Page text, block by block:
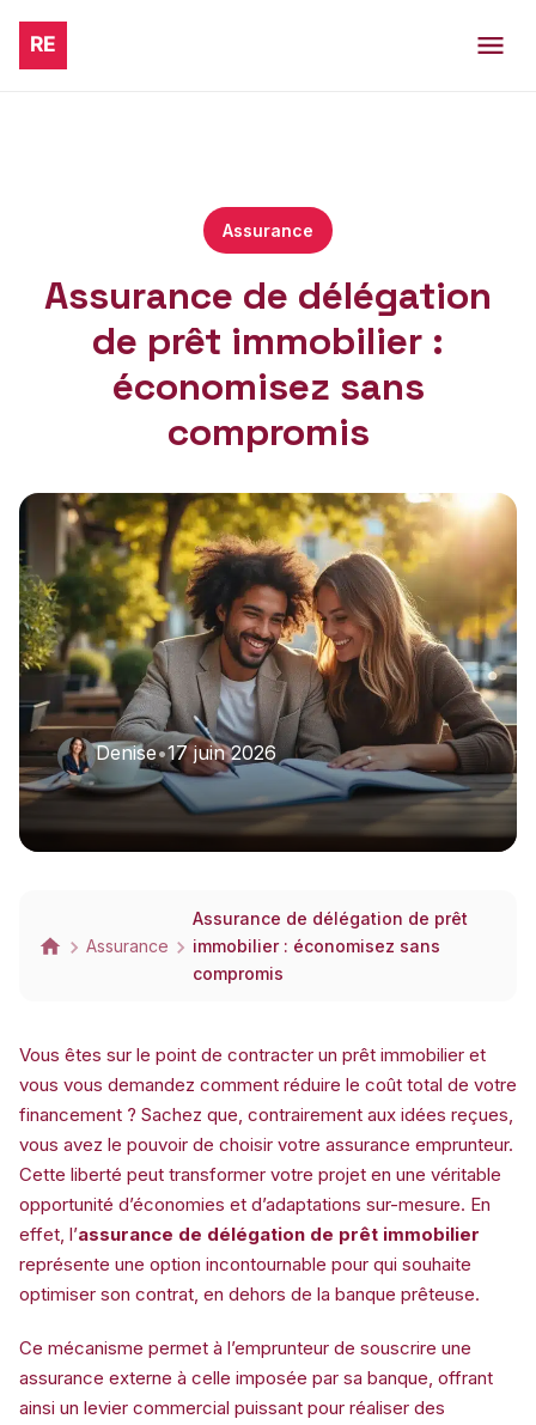
Assurance
Assurance de délégation
de prêt immobilier :
économisez sans
compromis
Denise•17 juin 2026
Assurance
Assurance de délégation de prêt
immobilier : économisez sans
compromis
Vous êtes sur le point de contracter un prêt immobilier et
vous vous demandez comment réduire le coût total de votre
financement ? Sachez que, contrairement aux idées reçues,
vous avez le pouvoir de choisir votre assurance emprunteur.
Cette liberté peut transformer votre projet en une véritable
opportunité d’économies et d’adaptations sur-mesure. En
effet, l’assurance de délégation de prêt immobilier
représente une option incontournable pour qui souhaite
optimiser son contrat, en dehors de la banque prêteuse.
Ce mécanisme permet à l’emprunteur de souscrire une
assurance externe à celle imposée par sa banque, offrant
ainsi un levier commercial puissant pour réaliser des